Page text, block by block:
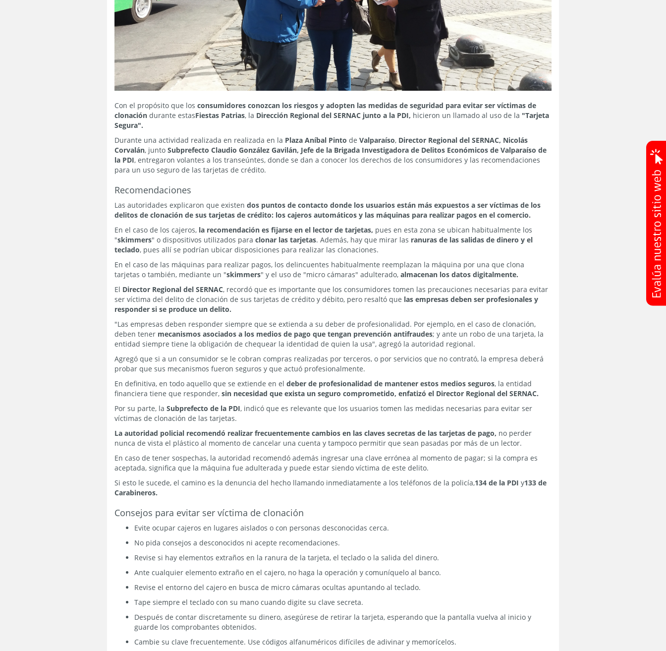
Con el propósito que losconsumidores conozcan los riesgos y adopten las medidas de seguridad para evitar ser víctimas de
clonación durante estasFiestas Patrias, la Dirección Regional del SERNAC junto a la PDI, hicieron un llamado al uso de la "Tarjeta
Segura".
Durante una actividad realizada en realizada en la Plaza Aníbal Pinto deValparaíso, Director Regional del SERNAC, Nicolás
Corvalán, juntoSubprefecto Claudio González Gavilán, Jefe de la Brigada Investigadora de Delitos Económicos de Valparaíso de
la PDI, entregaron volantes a los transeúntes, donde se dan a conocer los derechos de los consumidores y las recomendaciones
para un uso seguro de las tarjetas de crédito.
Recomendaciones
Las autoridades explicaron que existendos puntos de contacto donde los usuarios están más expuestos a ser víctimas de los
delitos de clonación de sus tarjetas de crédito: los cajeros automáticos y las máquinas para realizar pagos en el comercio.
En el caso de los cajeros, la recomendación es fijarse en el lector de tarjetas, pues en esta zona se ubican habitualmente los
"skimmers" o dispositivos utilizados paraclonar las tarjetas. Además, hay que mirar las ranuras de las salidas de dinero y el
teclado, pues allí se podrían ubicar disposiciones para realizar las clonaciones.
En el caso de las máquinas para realizar pagos, los delincuentes habitualmente reemplazan la máquina por una que clona
tarjetas o también, mediante un "skimmers" y el uso de "micro cámaras" adulterado,almacenan los datos digitalmente.
El Director Regional del SERNAC, recordó que es importante que los consumidores tomen las precauciones necesarias para evitar
ser víctima del delito de clonación de sus tarjetas de crédito y débito, pero resaltó que las empresas deben ser profesionales y
responder si se produce un delito.
"Las empresas deben responder siempre que se extienda a su deber de profesionalidad. Por ejemplo, en el caso de clonación,
deben tener mecanismos asociados a los medios de pago que tengan prevención antifraudes; y ante un robo de una tarjeta, la
entidad siempre tiene la obligación de chequear la identidad de quien la usa", agregó la autoridad regional.
Agregó que si a un consumidor se le cobran compras realizadas por terceros, o por servicios que no contrató, la empresa deberá
probar que sus mecanismos fueron seguros y que actuó profesionalmente.
En definitiva, en todo aquello que se extiende en eldeber de profesionalidad de mantener estos medios seguros, la entidad
financiera tiene que responder,sin necesidad que exista un seguro comprometido, enfatizó el Director Regional del SERNAC.
Por su parte, laSubprefecto de la PDI, indicó que es relevante que los usuarios tomen las medidas necesarias para evitar ser
víctimas de clonación de las tarjetas.
La autoridad policial recomendó realizar frecuentemente cambios en las claves secretas de las tarjetas de pago, no perder
nunca de vista el plástico al momento de cancelar una cuenta y tampoco permitir que sean pasadas por más de un lector.
En caso de tener sospechas, la autoridad recomendó además ingresar una clave errónea al momento de pagar; si la compra es
aceptada, significa que la máquina fue adulterada y puede estar siendo víctima de este delito.
Si esto le sucede, el camino es la denuncia del hecho llamando inmediatamente a los teléfonos de la policía,134 de la PDI y133 de
Carabineros.
Consejos para evitar ser víctima de clonación
Evite ocupar cajeros en lugares aislados o con personas desconocidas cerca.
No pida consejos a desconocidos ni acepte recomendaciones.
Revise si hay elementos extraños en la ranura de la tarjeta, el teclado o la salida del dinero.
Ante cualquier elemento extraño en el cajero, no haga la operación y comuníquelo al banco.
Revise el entorno del cajero en busca de micro cámaras ocultas apuntando al teclado.
Tape siempre el teclado con su mano cuando digite su clave secreta.
Después de contar discretamente su dinero, asegúrese de retirar la tarjeta, esperando que la pantalla vuelva al inicio y
guarde los comprobantes obtenidos.
Cambie su clave frecuentemente. Use códigos alfanuméricos difíciles de adivinar y memorícelos.